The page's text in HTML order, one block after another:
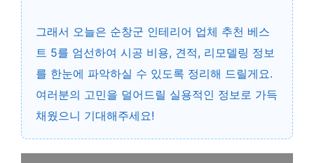
그래서 오늘은 순창군 인테리어 업체 추천 베스
트 5를 엄선하여 시공 비용, 견적, 리모델링 정보
를 한눈에 파악하실 수 있도록 정리해 드릴게요.
여러분의 고민을 덜어드릴 실용적인 정보로 가득
채웠으니 기대해주세요!